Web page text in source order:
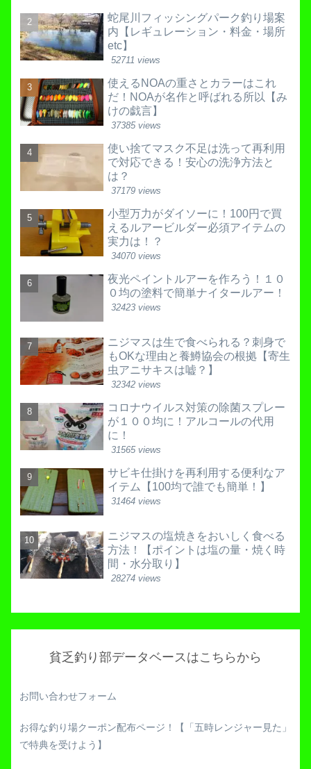
蛇尾川フィッシングパーク釣り場案
内【レギュレーション・料金・場所
etc】
52711 views
使えるNOAの重さとカラーはこれ
だ！NOAが名作と呼ばれる所以【み
けの戯言】
37385 views
使い捨てマスク不足は洗って再利用
で対応できる！安心の洗浄方法と
は？
37179 views
小型万力がダイソーに！100円で買
えるルアービルダー必須アイテムの
実力は！？
34070 views
夜光ペイントルアーを作ろう！１０
０均の塗料で簡単ナイタールアー！
32423 views
ニジマスは生で食べられる？刺身で
もOKな理由と養鱒協会の根拠【寄生
虫アニサキスは嘘？】
32342 views
コロナウイルス対策の除菌スプレー
が１００均に！アルコールの代用
に！
31565 views
サビキ仕掛けを再利用する便利なア
イテム【100均で誰でも簡単！】
31464 views
ニジマスの塩焼きをおいしく食べる
方法！【ポイントは塩の量・焼く時
間・水分取り】
28274 views
貧乏釣り部データベースはこちらから
お問い合わせフォーム
お得な釣り場クーポン配布ページ！【「五時レンジャー見た」
で特典を受けよう】